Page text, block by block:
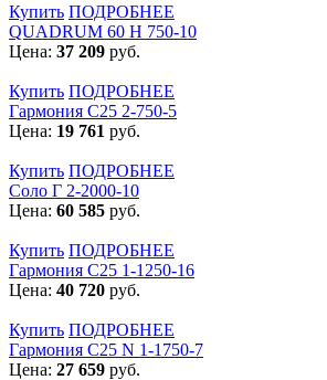
Купить ПОДРОБНЕЕ
QUADRUM 60 H 750-10
Цена: 37 209 руб.
Купить ПОДРОБНЕЕ
Гармония С25 2-750-5
Цена: 19 761 руб.
Купить ПОДРОБНЕЕ
Соло Г 2-2000-10
Цена: 60 585 руб.
Купить ПОДРОБНЕЕ
Гармония С25 1-1250-16
Цена: 40 720 руб.
Купить ПОДРОБНЕЕ
Гармония С25 N 1-1750-7
Цена: 27 659 руб.